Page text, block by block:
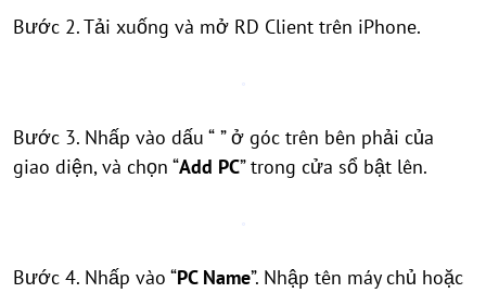
Bước 2. Tải xuống và mở RD Client trên iPhone.
Bước 3. Nhấp vào dấu “ ” ở góc trên bên phải của
giao diện, và chọn “Add PC” trong cửa sổ bật lên.
Bước 4. Nhấp vào “PC Name”. Nhập tên máy chủ hoặc